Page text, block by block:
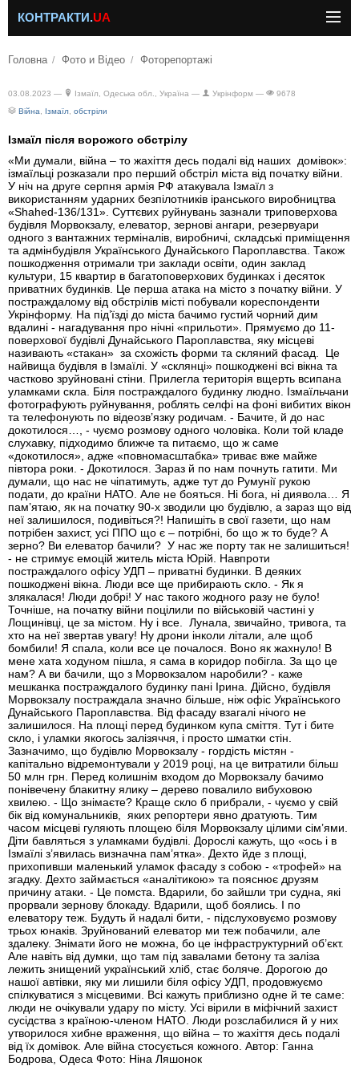
КОНТРАКТИ.UA
Головна Фото и Відео Фоторепортажі
03.08.2023 — Ізмаїл, Одеська обл., Україна — Укрінформ —
9678
Війна
Ізмаїл обстріли
Ізмаїл після ворожого обстрілу
«Ми думали, війна – то жахіття десь подалі від наших домівок»:
ізмаїльці розказали про перший обстріл міста від початку війни.
У ніч на друге серпня армія РФ атакувала Ізмаїл з
використанням ударних безпілотників іранського виробництва
«Shahed-136/131». Суттєвих руйнувань зазнали триповерхова
будівля Морвокзалу, елеватор, зернові ангари, резервуари
одного з вантажних терміналів, виробничі, складські приміщення
та адмінбудівля Українського Дунайського Пароплавства. Також
пошкодження отримали три заклади освіти, один заклад
культури, 15 квартир в багатоповерхових будинках і десяток
приватних будинків. Це перша атака на місто з початку війни. У
постраждалому від обстрілів місті побували кореспонденти
Укрінформу. На під’їзді до міста бачимо густий чорний дим
вдалині - нагадування про нічні «прильоти». Прямуємо до 11-
поверхової будівлі Дунайського Пароплавства, яку місцеві
називають «стакан» за схожість форми та скляний фасад. Це
найвища будівля в Ізмаїлі. У «склянці» пошкоджені всі вікна та
частково зруйновані стіни. Прилегла територія вщерть всипана
уламками скла. Біля постраждалого будинку людно. Ізмаїльчани
фотографують руйнування, роблять селфі на фоні вибитих вікон
та телефонують по відеозв’язку родичам. - Бачите, й до нас
докотилося…, - чуємо розмову одного чоловіка. Коли той кладе
слухавку, підходимо ближче та питаємо, що ж саме
«докотилося», адже «повномасштабка» триває вже майже
півтора роки. - Докотилося. Зараз й по нам почнуть гатити. Ми
думали, що нас не чіпатимуть, адже тут до Румунії рукою
подати, до країни НАТО. Але не бояться. Ні бога, ні диявола… Я
пам’ятаю, як на початку 90-х зводили цю будівлю, а зараз що від
неї залишилося, подивіться?! Напишіть в свої газети, що нам
потрібен захист, усі ППО що є – потрібні, бо що ж то буде? А
зерно? Ви елеватор бачили? У нас же порту так не залишиться!
- не стримує емоцій житель міста Юрій. Навпроти
постраждалого офісу УДП – приватні будинки. В деяких
пошкоджені вікна. Люди все ще прибирають скло. - Як я
злякалася! Люди добрі! У нас такого жодного разу не було!
Точніше, на початку війни поцілили по військовій частині у
Лощинівці, це за містом. Ну і все. Лунала, звичайно, тривога, та
хто на неї звертав увагу! Ну дрони інколи літали, але щоб
бомбили! Я спала, коли все це почалося. Воно як жахнуло! В
мене хата ходуном пішла, я сама в коридор побігла. За що це
нам? А ви бачили, що з Морвокзалом наробили? - каже
мешканка постраждалого будинку пані Ірина. Дійсно, будівля
Морвокзалу постраждала значно більше, ніж офіс Українського
Дунайського Пароплавства. Від фасаду взагалі нічого не
залишилося. На площі перед будинком купа сміття. Тут і бите
скло, і уламки якогось залізяччя, і просто шматки стін.
Зазначимо, що будівлю Морвокзалу - гордість містян -
капітально відремонтували у 2019 році, на це витратили більш
50 млн грн. Перед колишнім входом до Морвокзалу бачимо
понівечену блакитну ялику – дерево повалило вибуховою
хвилею. - Що знімаєте? Краще скло б прибрали, - чуємо у свій
бік від комунальників, яких репортери явно дратують. Тим
часом місцеві гуляють площею біля Морвокзалу цілими сім’ями.
Діти бавляться з уламками будівлі. Дорослі кажуть, що «ось і в
Ізмаїлі з’явилась визначна пам’ятка». Дехто йде з площі,
прихопивши маленький уламок фасаду з собою - «трофей» на
згадку. Дехто займається «аналітикою» та пояснює друзям
причину атаки. - Це помста. Вдарили, бо зайшли три судна, які
прорвали зернову блокаду. Вдарили, щоб боялись. І по
елеватору теж. Будуть й надалі бити, - підслуховуємо розмову
трьох юнаків. Зруйнований елеватор ми теж побачили, але
здалеку. Знімати його не можна, бо це інфраструктурний об’єкт.
Але навіть від думки, що там під завалами бетону та заліза
лежить знищений український хліб, стає боляче. Дорогою до
нашої автівки, яку ми лишили біля офісу УДП, продовжуємо
спілкуватися з місцевими. Всі кажуть приблизно одне й те саме:
люди не очікували удару по місту. Усі вірили в міфічний захист
сусідства з країною-членом НАТО. Люди розслабилися й у них
утворилося хибне враження, що війна – то жахіття десь подалі
від їх домівок. Але війна стосується кожного. Автор: Ганна
Бодрова, Одеса Фото: Ніна Ляшонок